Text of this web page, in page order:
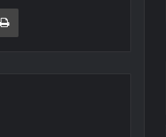
paylaş Yazdır